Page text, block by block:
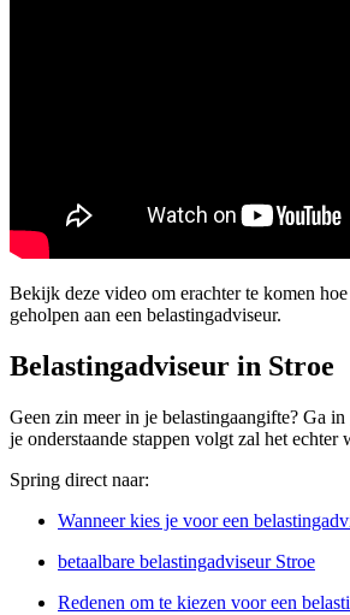
Bekijk deze video om erachter te komen
geholpen aan een belastingadviseur.
Belastingadviseur in Stroe
Geen zin meer in je belastingaangifte? Ga
je onderstaande stappen volgt zal het
Spring direct naar:
Wanneer kies je voor een
betaalbare belastingadviseur Stroe
Redenen om te kiezen voor een